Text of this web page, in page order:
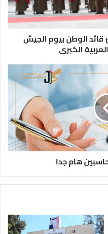
قائد الوطن بيوم الجيش
الكبرى
هام جدا